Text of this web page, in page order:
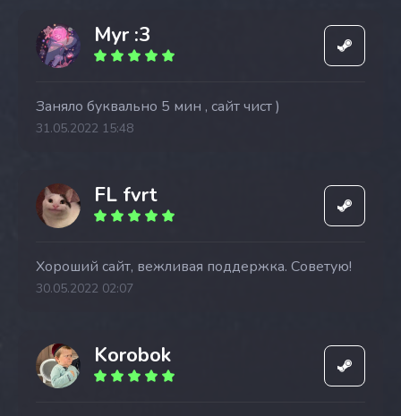
Myr :3
Заняло буквально 5 мин , сайт чист )
31.05.2022 15:48
FL fvrt
Хороший сайт, вежливая поддержка. Советую!
30.05.2022 02:07
Korobok